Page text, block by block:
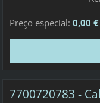
Preço especial: 0,00 €
7700720783 -